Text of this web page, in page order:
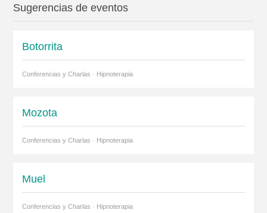
Sugerencias de eventos
Botorrita
Conferencias y Charlas · Hipnoterapia
Mozota
Conferencias y Charlas · Hipnoterapia
Muel
Conferencias y Charlas · Hipnoterapia